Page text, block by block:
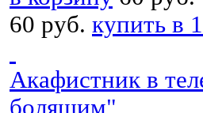
60 руб. купить в
Акафистник в
болящим"